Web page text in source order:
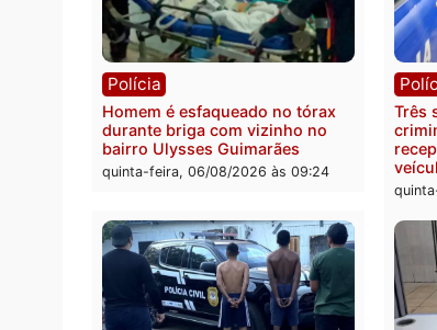
Política
Ministro Dias Tofolli , do TSE,
determina reabertura e
da prefeita de Pimenta Bueno
quinta-feira, 06/08/2026 às 18:20